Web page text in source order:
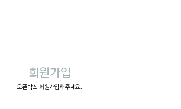
회원가입
오픈박스 회원가입해주세요.